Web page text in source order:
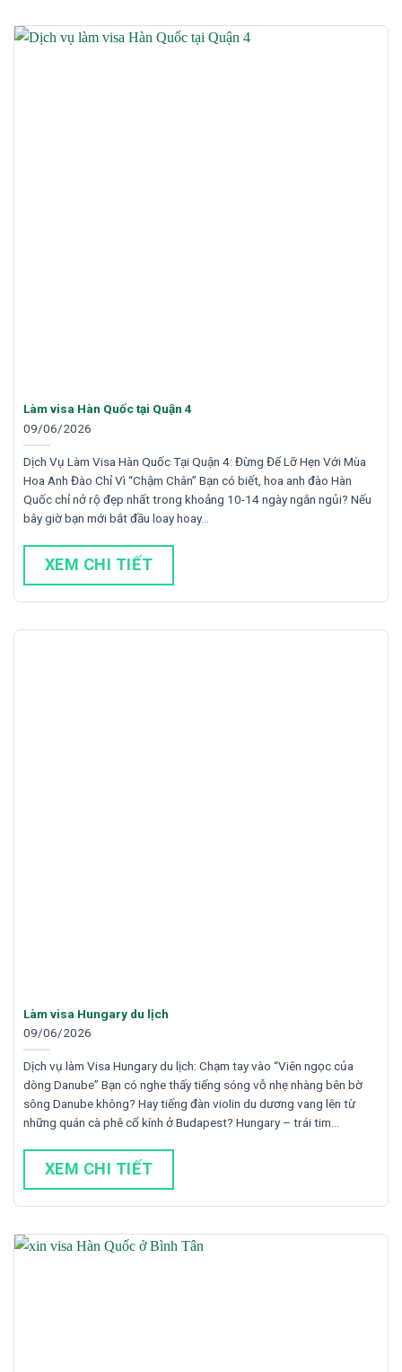
Làm visa Hàn Quốc tại Quận 4
09/06/2026
Dịch Vụ Làm Visa Hàn Quốc Tại Quận 4: Đừng Để Lỡ Hẹn Với Mùa
Hoa Anh Đào Chỉ Vì “Chậm Chân” Bạn có biết, hoa anh đào Hàn
Quốc chỉ nở rộ đẹp nhất trong khoảng 10-14 ngày ngắn ngủi? Nếu
bây giờ bạn mới bắt đầu loay hoay…
XEM CHI TIẾT
Làm visa Hungary du lịch
09/06/2026
Dịch vụ làm Visa Hungary du lịch: Chạm tay vào “Viên ngọc của
dòng Danube” Bạn có nghe thấy tiếng sóng vỗ nhẹ nhàng bên bờ
sông Danube không? Hay tiếng đàn violin du dương vang lên từ
những quán cà phê cổ kính ở Budapest? Hungary – trái tim…
XEM CHI TIẾT